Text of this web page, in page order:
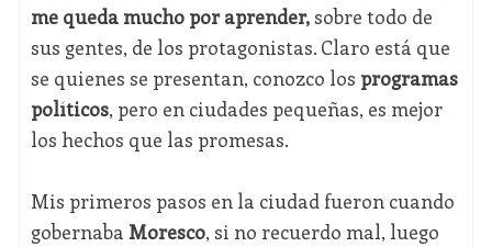
me queda mucho por aprender,sobre todo de
sus gentes, de los protagonistas. Claro está que
se quienes se presentan, conozco los programas
políticos, pero en ciudades pequeñas, es mejor
los hechos que las promesas.
Mis primeros pasos en la ciudad fueron cuando
gobernaba Moresco, si no recuerdo mal, luego